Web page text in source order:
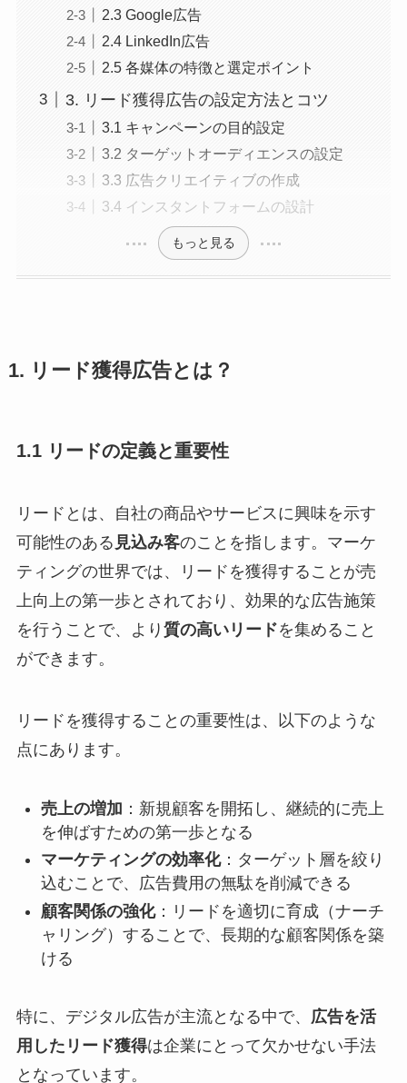
2.3 Google広告
2.4 LinkedIn広告
2.5 各媒体の特徴と選定ポイント
3. リード獲得広告の設定方法とコツ
3.1 キャンペーンの目的設定
3.2 ターゲットオーディエンスの設定
3.3 広告クリエイティブの作成
3.4 インスタントフォームの設計
もっと見る
1. リード獲得広告とは？
1.1 リードの定義と重要性
リードとは、自社の商品やサービスに興味を示す
可能性のある 見込み客のことを指します。マーケ
ティングの世界では、リードを獲得することが売
上向上の第一歩とされており、効果的な広告施策
を行うことで、より 質の高いリードを集めること
ができます。
リードを獲得することの重要性は、以下のような
点にあります。
売上の増加 ：新規顧客を開拓し、継続的に売上
を伸ばすための第一歩となる
マーケティングの効率化：ターゲット層を絞り
込むことで、広告費用の無駄を削減できる
顧客関係の強化：リードを適切に育成（ナーチ
ャリング）することで、長期的な顧客関係を築
ける
特に、デジタル広告が主流となる中で、 広告を活
用したリード獲得は企業にとって欠かせない手法
となっています。